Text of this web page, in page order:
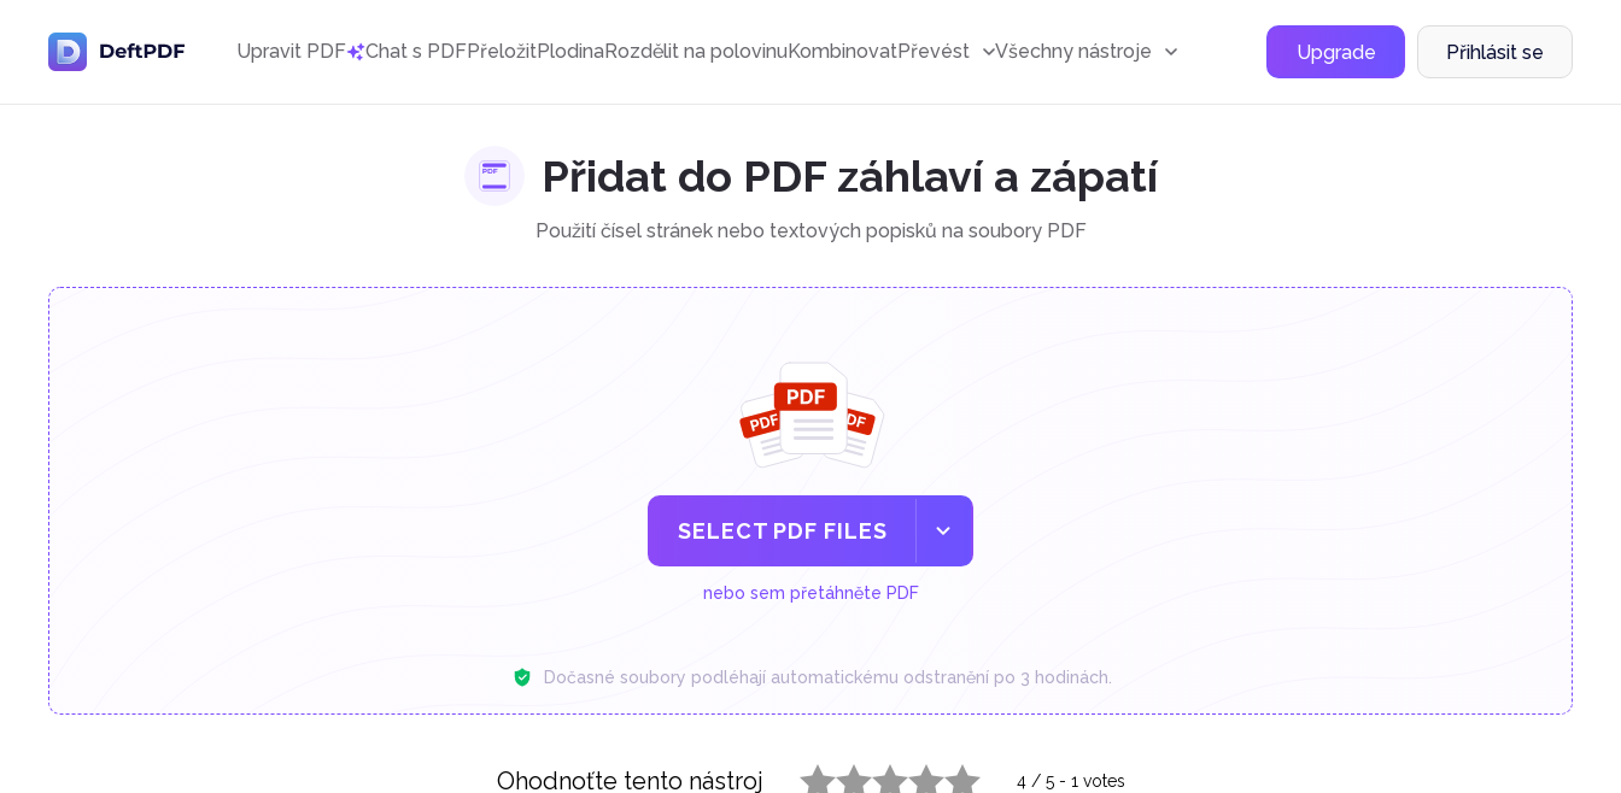
Upravit PDF Chat s PDFPřeložitPlodinaRozdělit na polovinuKombinovatPřevést Všechny nástroje Upgrade Přihlásit se
Přidat do PDF záhlaví a zápatí
Použití čísel stránek nebo textových popisků na soubory PDF
SELECT PDF FILES
nebo sem přetáhněte PDF
Dočasné soubory podléhají automatickému odstranění po 3 hodinách.
Ohodnoťte tento nástroj 4/ 5- 1 votes